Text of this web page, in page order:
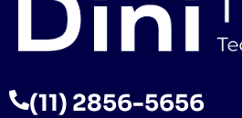
(11) 2856-5656